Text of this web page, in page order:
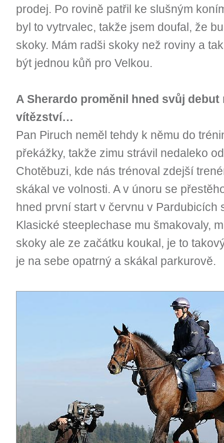
prodej. Po rovině patřil ke slušným
byl to vytrvalec, takže jsem doufal, že
skoky. Mám radši skoky než roviny a
být jednou kůň pro Velkou.
A Sherardo proměnil hned svůj debut
vítězství…
Pan Piruch neměl tehdy k němu do
překážky, takže zimu strávil nedaleko
Chotěbuzi, kde nás trénoval zdejší
skákal ve volnosti. A v únoru se
hned první start v červnu v Pardubicích
Klasické steeplechase mu šmakovaly,
skoky ale ze začátku koukal, je to
je na sebe opatrný a skákal parkurově.